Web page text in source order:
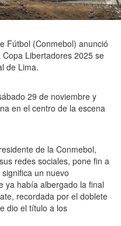
Fútbol (Conmebol) anunció
Libertadores 2025 se
de Lima.
29 de noviembre y
en el centro de la escena
de la Conmebol,
redes sociales, pone fin a
un nuevo
ya había albergado la final
recordada por el doblete
dio el título a los